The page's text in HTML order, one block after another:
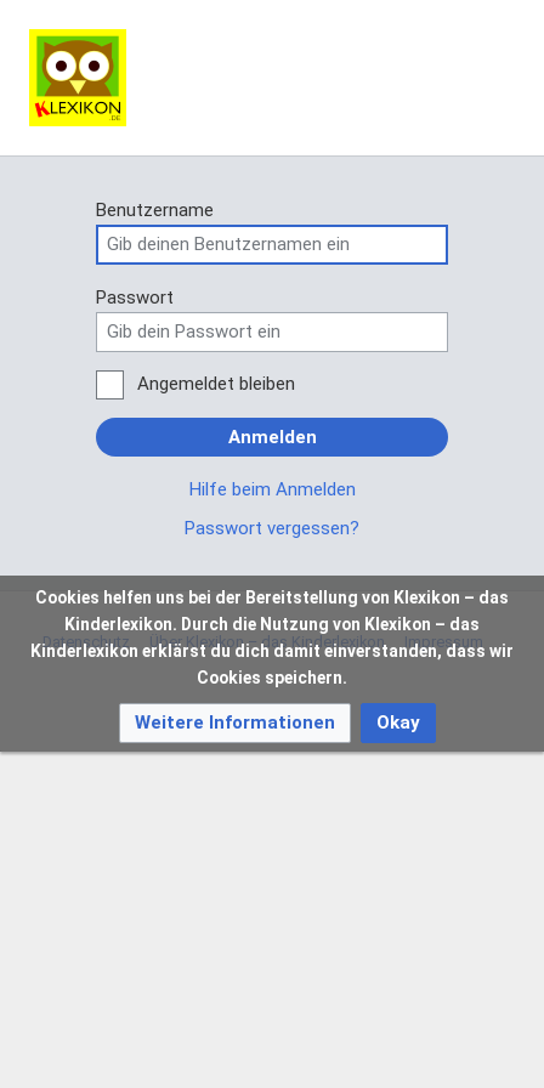
Benutzername
Passwort
Angemeldet bleiben
Anmelden
Hilfe beim Anmelden
Passwort vergessen?
Datenschutz Über Klexikon – das Kinderlexikon Impressum
Cookies helfen uns bei der Bereitstellung von Klexikon – das
Kinderlexikon. Durch die Nutzung von Klexikon – das
Kinderlexikon erklärst du dich damit einverstanden, dass wir
Cookies speichern.
Weitere Informationen Okay